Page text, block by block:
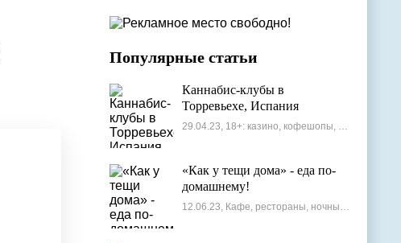
Популярные статьи
Каннабис-клубы в
Торревьехе, Испания
29.04.23, 18+: казино, кофешопы, стрип-бары
«Как у тещи дома» - еда по-
домашнему!
12.06.23, Кафе, рестораны, ночные клубы